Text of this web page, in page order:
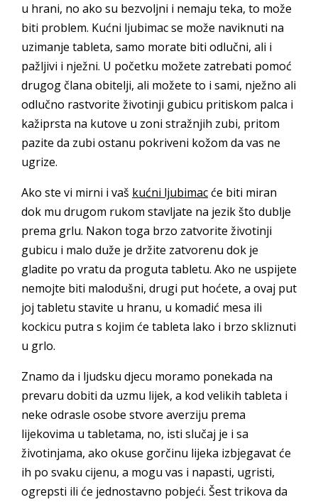
u hrani, no ako su bezvoljni i nemaju teka, to može
biti problem. Kućni ljubimac se može naviknuti na
uzimanje tableta, samo morate biti odlučni, ali i
pažljivi i nježni. U početku možete zatrebati pomoć
drugog člana obitelji, ali možete to i sami, nježno ali
odlučno rastvorite životinji gubicu pritiskom palca i
kažiprsta na kutove u zoni stražnjih zubi, pritom
pazite da zubi ostanu pokriveni kožom da vas ne
ugrize.
Ako ste vi mirni i vaš kućni ljubimac će biti miran
dok mu drugom rukom stavljate na jezik što dublje
prema grlu. Nakon toga brzo zatvorite životinji
gubicu i malo duže je držite zatvorenu dok je
gladite po vratu da proguta tabletu. Ako ne uspijete
nemojte biti malodušni, drugi put hoćete, a ovaj put
joj tabletu stavite u hranu, u komadić mesa ili
kockicu putra s kojim će tableta lako i brzo skliznuti
u grlo.
Znamo da i ljudsku djecu moramo ponekada na
prevaru dobiti da uzmu lijek, a kod velikih tableta i
neke odrasle osobe stvore averziju prema
lijekovima u tabletama, no, isti slučaj je i sa
životinjama, ako okuse gorčinu lijeka izbjegavat će
ih po svaku cijenu, a mogu vas i napasti, ugristi,
ogrepsti ili će jednostavno pobjeći. Šest trikova da